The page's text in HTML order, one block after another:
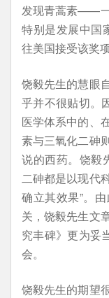
发现青蒿素——
特别是发展中国
往美国接受该奖项
饶毅先生的慧眼
乎并不很贴切。
医学体系中的、
素与三氧化二砷
说的西药。饶毅
二砷都是以现代
确立其效果”。
关，饶毅先生文
究丰碑》更为妥
会。
饶毅先生的期望